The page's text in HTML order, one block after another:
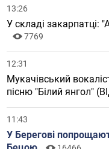
13:26
У складі закарпатці:
7769
12:31
Мукачівський
пісню "Білий янгол"
11:43
У Берегові